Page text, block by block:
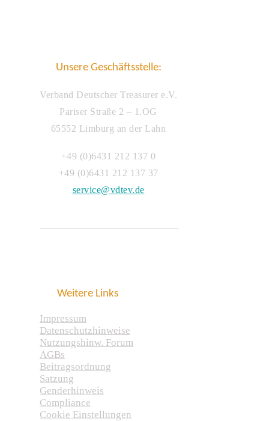
Unsere Geschäftsstelle:
Verband Deutscher Treasurer e.V.
Pariser Straße 2 – 1.OG
65552 Limburg an der Lahn
+49 (0)6431 212 137 0
+49 (0)6431 212 137 37
service@vdtev.de
Weitere Links
Impressum
Datenschutzhinweise
Nutzungshinw. Forum
AGBs
Beitragsordnung
Satzung
Genderhinweis
Compliance
Cookie Einstellungen